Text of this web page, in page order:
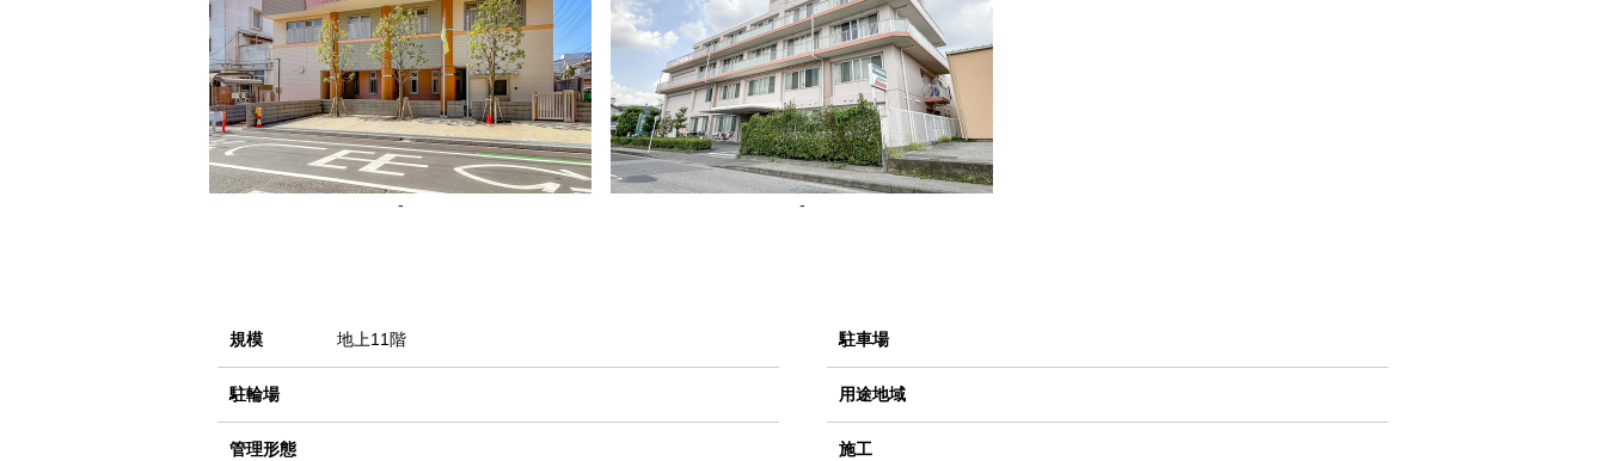
- -
規模 地上11階
駐輪場
管理形態
駐車場
用途地域
施工